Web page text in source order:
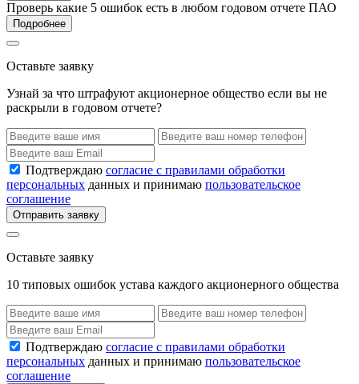
Проверь какие 5 ошибок есть в любом годовом отчете ПАО
Подробнее
Оставьте заявку
Узнай за что штрафуют акционерное общество если вы не
раскрыли в годовом отчете?
Подтверждаю согласие с правилами обработки
персональных данных и принимаю пользовательское
соглашение
Отправить заявку
Оставьте заявку
10 типовых ошибок устава каждого акционерного общества
Подтверждаю согласие с правилами обработки
персональных данных и принимаю пользовательское
соглашение